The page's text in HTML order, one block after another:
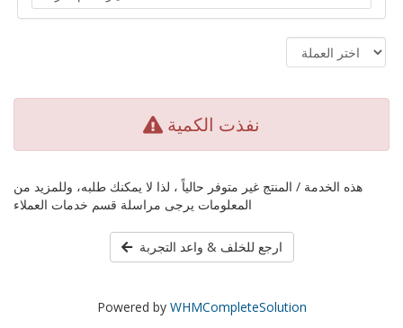
نفذت الكمية
هذه الخدمة / المنتج غير متوفر حالياً ، لذا لا يمكنك طلبه، وللمزيد من
المعلومات يرجى مراسلة قسم خدمات العملاء
ارجع للخلف & واعد التجربة
Powered by WHMCompleteSolution